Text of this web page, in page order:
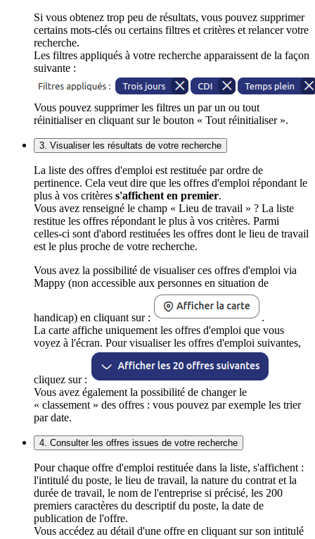
Si vous obtenez trop peu de résultats, vous pouvez supprimer
certains mots-clés ou certains filtres et critères et relancer votre
recherche.
Les filtres appliqués à votre recherche apparaissent de la façon
suivante :
Vous pouvez supprimer les filtres un par un ou tout
réinitialiser en cliquant sur le bouton « Tout réinitialiser ».
3. Visualiser les résultats de votre recherche
La liste des offres d'emploi est restituée par ordre de
pertinence. Cela veut dire que les offres d'emploi répondant le
plus à vos critères s'affichent en premier.
Vous avez renseigné le champ « Lieu de travail » ? La liste
restitue les offres répondant le plus à vos critères. Parmi
celles-ci sont d'abord restituées les offres dont le lieu de travail
est le plus proche de votre recherche.
Vous avez la possibilité de visualiser ces offres d'emploi via
Mappy (non accessible aux personnes en situation de
handicap) en cliquant sur :
.
La carte affiche uniquement les offres d'emploi que vous
voyez à l'écran. Pour visualiser les offres d'emploi suivantes,
cliquez sur :
Vous avez également la possibilité de changer le
« classement » des offres : vous pouvez par exemple les trier
par date.
4. Consulter les offres issues de votre recherche
Pour chaque offre d'emploi restituée dans la liste, s'affichent :
l'intitulé du poste, le lieu de travail, la nature du contrat et la
durée de travail, le nom de l'entreprise si précisé, les 200
premiers caractères du descriptif du poste, la date de
publication de l'offre.
Vous accédez au détail d'une offre en cliquant sur son intitulé